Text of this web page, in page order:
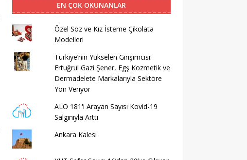
EN ÇOK OKUNANLAR
Özel Söz ve Kız İsteme Çikolata
Modelleri
Türkiye’nin Yükselen Girişimcisi:
Ertuğrul Gazi Şener, Egş Kozmetik ve
Dermadelete Markalarıyla Sektöre
Yön Veriyor
ALO 181'i Arayan Sayısı Kovid-19
Salgınıyla Arttı
Ankara Kalesi